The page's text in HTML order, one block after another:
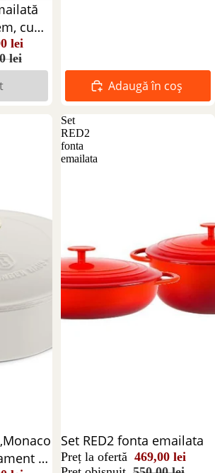
cu
și
lei
lei
Adaugă în coș
și
Set
RED2
fonta
emailata
Reducere 15%
Set RED2 fonta emailata
Preț la ofertă 469,00 lei